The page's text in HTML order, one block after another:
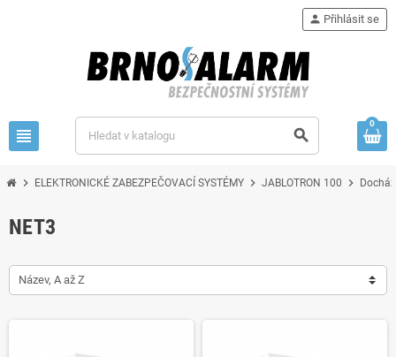
view_headline search
person Přihlásit se
0
chevron_right ELEKTRONICKÉ ZABEZPEČOVACÍ SYSTÉMY chevron_right JABLOTRON 100 chevron_right
NET3
Název, A až Z